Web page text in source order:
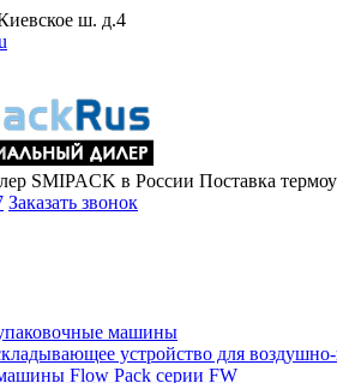
ш. д.4
SMIPACK в России Поставка
Заказать звонок
машины
устройство для
Flow Pack серии FW